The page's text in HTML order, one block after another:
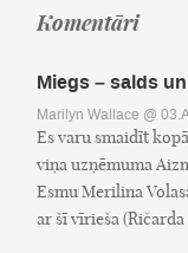
Komentāri
Miegs – salds
Marilyn Wallace @
Es varu smaidīt
viņa uzņēmuma
Esmu Merilina
ar šī vīrieša